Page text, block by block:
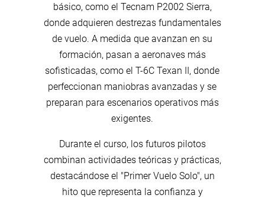
básico, como el Tecnam P2002 Sierra,
donde adquieren destrezas fundamentales
de vuelo. A medida que avanzan en su
formación, pasan a aeronaves más
sofisticadas, como el T-6C Texan II, donde
perfeccionan maniobras avanzadas y se
preparan para escenarios operativos más
exigentes.
Durante el curso, los futuros pilotos
combinan actividades teóricas y prácticas,
destacándose el "Primer Vuelo Solo", un
hito que representa la confianza y